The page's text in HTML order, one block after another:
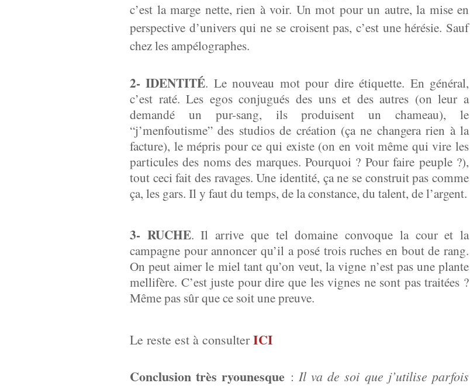
c’est la marge nette, rien à voir. Un mot pour un autre, la mise en
perspective d’univers qui ne se croisent pas, c’est une hérésie. Sauf
chez les ampélographes.
2- IDENTITÉ. Le nouveau mot pour dire étiquette. En général,
c’est raté. Les egos conjugués des uns et des autres (on leur a
demandé un pur-sang, ils produisent un chameau), le
“j’menfoutisme” des studios de création (ça ne changera rien à la
facture), le mépris pour ce qui existe (on en voit même qui vire les
particules des noms des marques. Pourquoi ? Pour faire peuple ?),
tout ceci fait des ravages. Une identité, ça ne se construit pas comme
ça, les gars. Il y faut du temps, de la constance, du talent, de l’argent.
3- RUCHE. Il arrive que tel domaine convoque la cour et la
campagne pour annoncer qu’il a posé trois ruches en bout de rang.
On peut aimer le miel tant qu’on veut, la vigne n’est pas une plante
mellifère. C’est juste pour dire que les vignes ne sont pas traitées ?
Même pas sûr que ce soit une preuve.
Le reste est à consulterICI
Conclusion très ryounesque : Il va de soi que j’utilise parfois